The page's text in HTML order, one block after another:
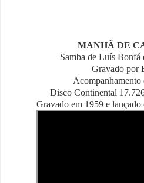
MANHÃ DE
Samba de Luís
Gravado por
Acompanhamento
Disco Continental
Gravado em 1959 e